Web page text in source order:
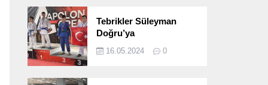
Tebrikler Süleyman
Doğru’ya
16.05.2024 0